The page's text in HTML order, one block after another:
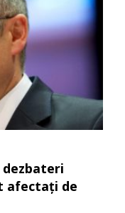
dezbateri
afectați de